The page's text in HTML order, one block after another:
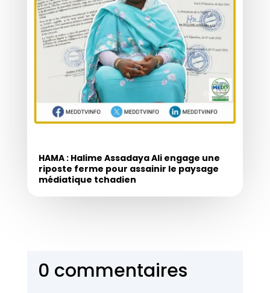
HAMA : Halime Assadaya Ali engage une
riposte ferme pour assainir le paysage
médiatique tchadien
0 commentaires